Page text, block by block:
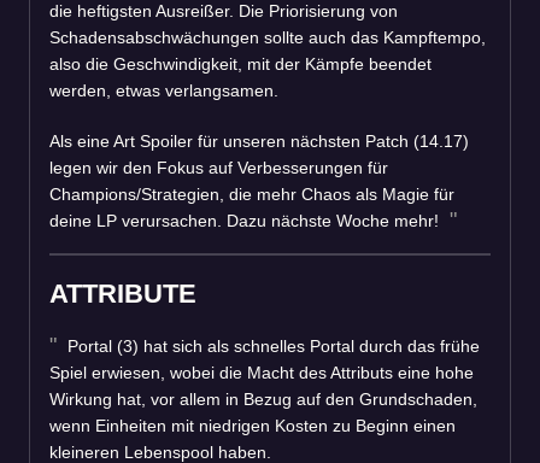
die heftigsten Ausreißer. Die Priorisierung von
Schadensabschwächungen sollte auch das Kampftempo,
also die Geschwindigkeit, mit der Kämpfe beendet
werden, etwas verlangsamen.
Als eine Art Spoiler für unseren nächsten Patch (14.17)
legen wir den Fokus auf Verbesserungen für
Champions/Strategien, die mehr Chaos als Magie für
deine LP verursachen. Dazu nächste Woche mehr!
ATTRIBUTE
Portal (3) hat sich als schnelles Portal durch das frühe
Spiel erwiesen, wobei die Macht des Attributs eine hohe
Wirkung hat, vor allem in Bezug auf den Grundschaden,
wenn Einheiten mit niedrigen Kosten zu Beginn einen
kleineren Lebenspool haben.